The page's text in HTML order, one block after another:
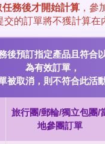
務後才開始計算 ，參
交的訂單將不獲計算在
後預訂指定產品且符合
為有效訂單，
被取消，則不符合此活
旅行團/郵輪/獨立包團/
地參團訂單